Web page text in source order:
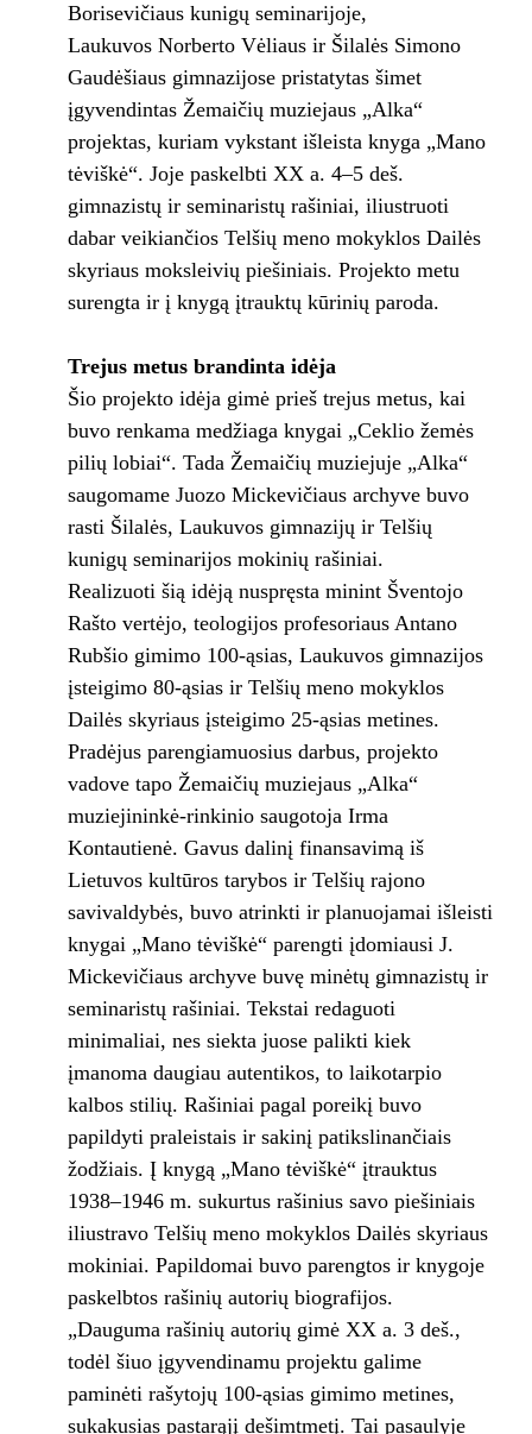
Borisevičiaus kunigų seminarijoje,
Laukuvos Norberto Vėliaus ir Šilalės Simono
Gaudėšiaus gimnazijose pristatytas šimet
įgyvendintas Žemaičių muziejaus „Alka“
projektas, kuriam vykstant išleista knyga „Mano
tėviškė“. Joje paskelbti XX a. 4–5 deš.
gimnazistų ir seminaristų rašiniai, iliustruoti
dabar veikiančios Telšių meno mokyklos Dailės
skyriaus moksleivių piešiniais. Projekto metu
surengta ir į knygą įtrauktų kūrinių paroda.
Trejus metus brandinta idėja
Šio projekto idėja gimė prieš trejus metus, kai
buvo renkama medžiaga knygai „Ceklio žemės
pilių lobiai“. Tada Žemaičių muziejuje „Alka“
saugomame Juozo Mickevičiaus archyve buvo
rasti Šilalės, Laukuvos gimnazijų ir Telšių
kunigų seminarijos mokinių rašiniai.
Realizuoti šią idėją nuspręsta minint Šventojo
Rašto vertėjo, teologijos profesoriaus Antano
Rubšio gimimo 100-ąsias, Laukuvos gimnazijos
įsteigimo 80-ąsias ir Telšių meno mokyklos
Dailės skyriaus įsteigimo 25-ąsias metines.
Pradėjus parengiamuosius darbus, projekto
vadove tapo Žemaičių muziejaus „Alka“
muziejininkė-rinkinio saugotoja Irma
Kontautienė. Gavus dalinį finansavimą iš
Lietuvos kultūros tarybos ir Telšių rajono
savivaldybės, buvo atrinkti ir planuojamai išleisti
knygai „Mano tėviškė“ parengti įdomiausi J.
Mickevičiaus archyve buvę minėtų gimnazistų ir
seminaristų rašiniai. Tekstai redaguoti
minimaliai, nes siekta juose palikti kiek
įmanoma daugiau autentikos, to laikotarpio
kalbos stilių. Rašiniai pagal poreikį buvo
papildyti praleistais ir sakinį patikslinančiais
žodžiais. Į knygą „Mano tėviškė“ įtrauktus
1938–1946 m. sukurtus rašinius savo piešiniais
iliustravo Telšių meno mokyklos Dailės skyriaus
mokiniai. Papildomai buvo parengtos ir knygoje
paskelbtos rašinių autorių biografijos.
„Dauguma rašinių autorių gimė XX a. 3 deš.,
todėl šiuo įgyvendinamu projektu galime
paminėti rašytojų 100-ąsias gimimo metines,
sukakusias pastarąjį dešimtmetį. Tai pasaulyje